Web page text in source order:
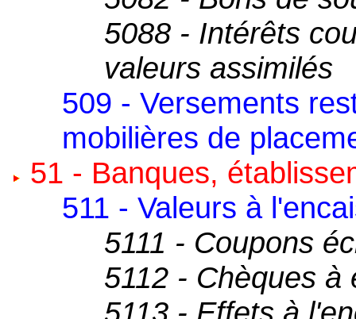
5088 - Intérêts
valeurs assimilés
509 - Versements
mobilières de
51 - Banques,
511 - Valeurs à
5111 - Coupons
5112 - Chèques à